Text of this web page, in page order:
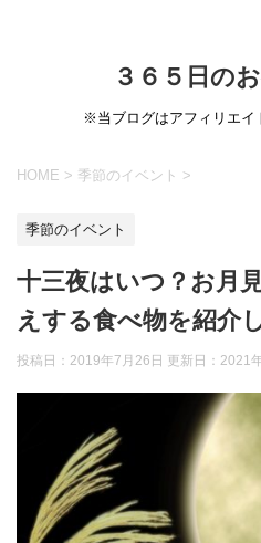
３６５日の
※当ブログはアフィリエイ
HOME > 季節のイベント >
季節のイベント
十三夜はいつ？お月
えする食べ物を紹介
投稿日：2019年7月26日 更新日： 2021